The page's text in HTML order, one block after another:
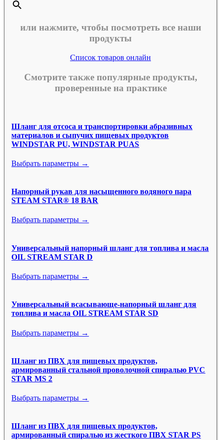
или нажмите, чтобы посмотреть все наши
продукты
Список товаров онлайн
Смотрите также популярные продукты,
проверенные на практике
Шланг для отсоса и транспортировки абразивных
материалов и сыпучих пищевых продуктов
WINDSTAR PU, WINDSTAR PUAS
Выбрать параметры →
Напорный рукав для насыщенного водяного пара
STEAM STAR® 18 BAR
Выбрать параметры →
Универсальный напорный шланг для топлива и масла
OIL STREAM STAR D
Выбрать параметры →
Универсальный всасывающе-напорный шланг для
топлива и масла OIL STREAM STAR SD
Выбрать параметры →
Шланг из ПВХ для пищевых продуктов,
армированный стальной проволочной спиралью PVC
STAR MS 2
Выбрать параметры →
Шланг из ПВХ для пищевых продуктов,
армированный спиралью из жесткого ПВХ STAR PS